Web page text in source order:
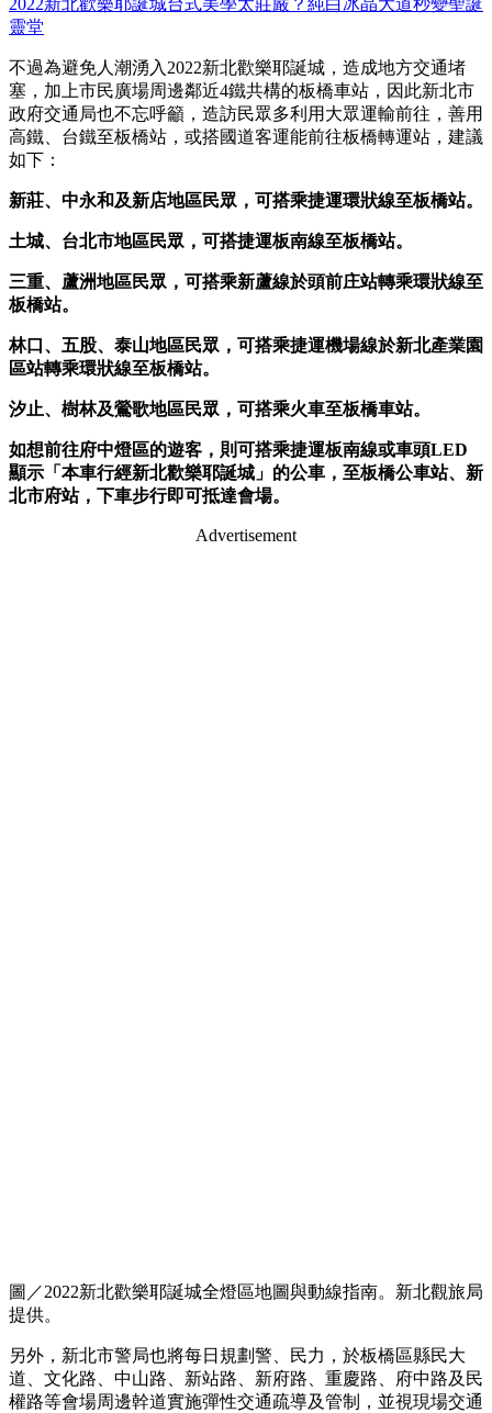
2022新北歡樂耶誕城台式美學太莊嚴？純白冰晶大道秒變聖誕
靈堂
不過為避免人潮湧入2022新北歡樂耶誕城，造成地方交通堵
塞，加上市民廣場周邊鄰近4鐵共構的板橋車站，因此新北市
政府交通局也不忘呼籲，造訪民眾多利用大眾運輸前往，善用
高鐵、台鐵至板橋站，或搭國道客運能前往板橋轉運站，建議
如下：
新莊、中永和及新店地區民眾，可搭乘捷運環狀線至板橋站。
土城、台北市地區民眾，可搭捷運板南線至板橋站。
三重、蘆洲地區民眾，可搭乘新蘆線於頭前庄站轉乘環狀線至
板橋站。
林口、五股、泰山地區民眾，可搭乘捷運機場線於新北產業園
區站轉乘環狀線至板橋站。
汐止、樹林及鶯歌地區民眾，可搭乘火車至板橋車站。
如想前往府中燈區的遊客，則可搭乘捷運板南線或車頭LED
顯示「本車行經新北歡樂耶誕城」的公車，至板橋公車站、新
北市府站，下車步行即可抵達會場。
Advertisement
圖／2022新北歡樂耶誕城全燈區地圖與動線指南。新北觀旅局
提供。
另外，新北市警局也將每日規劃警、民力，於板橋區縣民大
道、文化路、中山路、新站路、新府路、重慶路、府中路及民
權路等會場周邊幹道實施彈性交通疏導及管制，並視現場交通